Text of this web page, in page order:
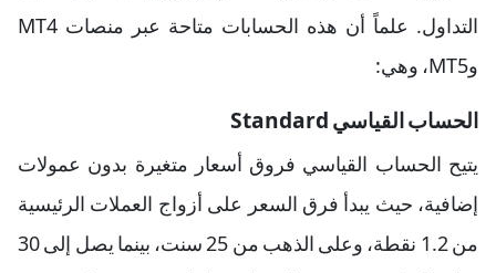
التداول. علماً أن هذه الحسابات متاحة عبر منصات MT4
وMT5، وهي:
الحساب القياسي Standard
يتيح الحساب القياسي فروق أسعار متغيرة بدون عمولات
إضافية، حيث يبدأ فرق السعر على أزواج العملات الرئيسية
من 1.2 نقطة، وعلى الذهب من 25 سنت، بينما يصل إلى 30